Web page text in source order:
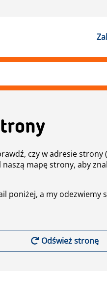
czy w adresie strony
mapę strony, aby
poniżej, a my odezwiemy
Odśwież stronę